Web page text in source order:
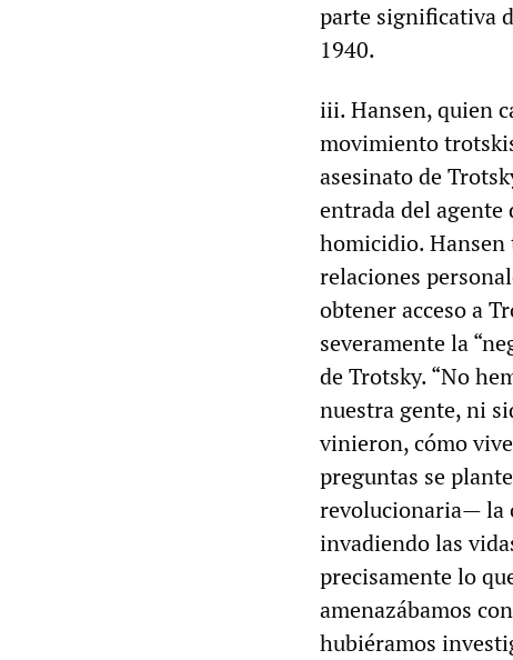
parte significativa
1940.
iii. Hansen, quien
movimiento
asesinato de
entrada del agente
homicidio. Hansen
relaciones
obtener acceso a
severamente la
de Trotsky. “No
nuestra gente, ni
vinieron, cómo
preguntas se
revolucionaria— la
invadiendo las
precisamente lo
amenazábamos
hubiéramos